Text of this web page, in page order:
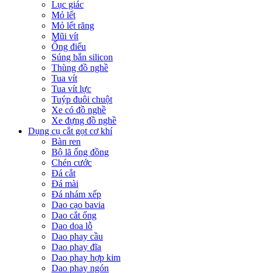
Lục giác
Mỏ lết
Mỏ lết răng
Mũi vít
Ống điếu
Súng bắn silicon
Thùng đồ nghề
Tua vít
Tua vít lực
Tuýp đuôi chuột
Xe có đồ nghề
Xe đựng đồ nghề
Dụng cụ cắt gọt cơ khí
Bàn ren
Bộ lã ống đồng
Chén cước
Đá cắt
Đá mài
Đá nhám xếp
Dao cạo bavia
Dao cắt ống
Dao doa lỗ
Dao phay cầu
Dao phay đĩa
Dao phay hợp kim
Dao phay ngón